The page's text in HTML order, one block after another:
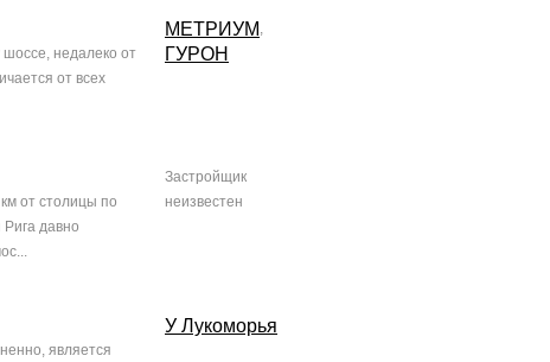
недалеко от
от всех
МЕТРИУМ ,
ГУРОН
от столицы по
давно
Застройщик
неизвестен
является
У Лукоморья